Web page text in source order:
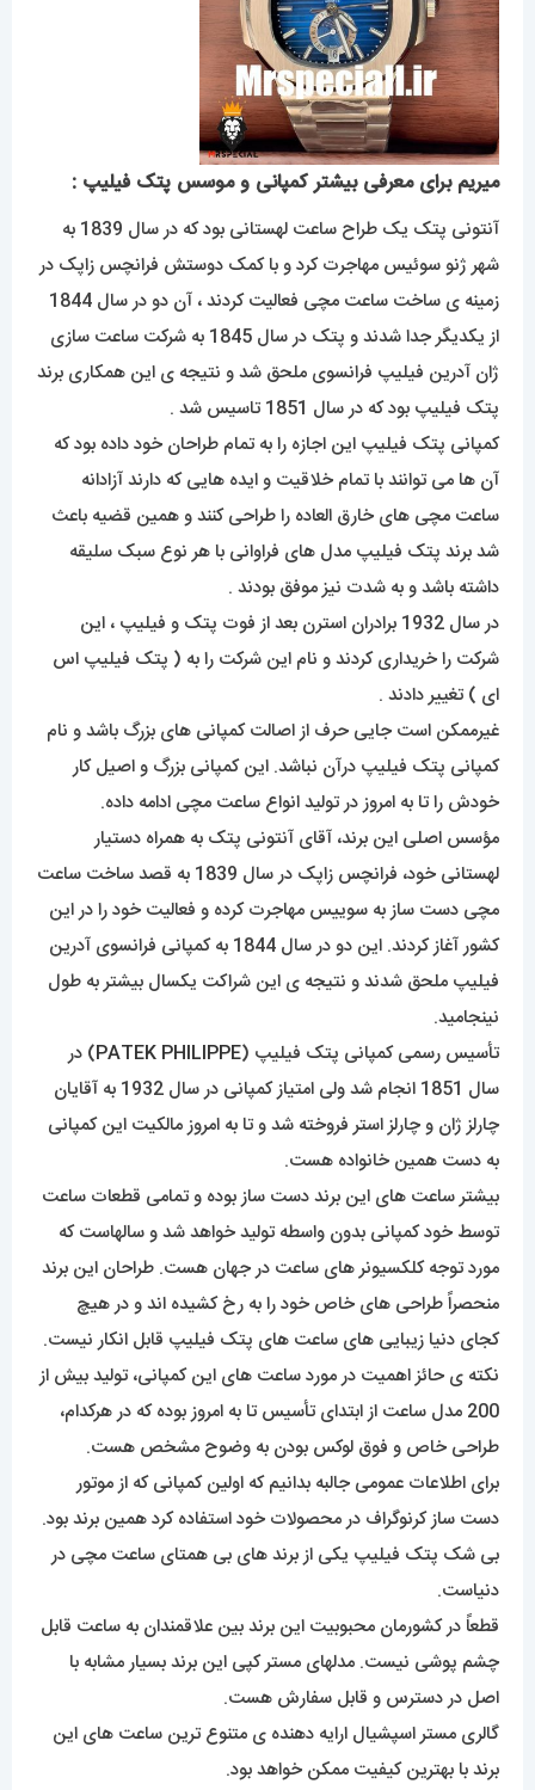
میریم برای معرفی بیشتر کمپانی و موسس پتک فیلیپ :
آنتونی پتک یک طراح ساعت لهستانی بود که در سال 1839 به
شهر ژنو سوئیس مهاجرت کرد و با کمک دوستش فرانچس زاپک در
زمینه ی ساخت ساعت مچی فعالیت کردند ، آن دو در سال 1844
از یکدیگر جدا شدند و پتک در سال 1845 به شرکت ساعت سازی
ژان آدرین فیلیپ فرانسوی ملحق شد و نتیجه ی این همکاری برند
پتک فیلیپ بود که در سال 1851 تاسیس شد .
کمپانی پتک فیلیپ این اجازه را به تمام طراحان خود داده بود که
آن ها می توانند با تمام خلاقیت و ایده هایی که دارند آزادانه
ساعت مچی های خارق العاده را طراحی کنند و همین قضیه باعث
شد برند پتک فیلیپ مدل های فراوانی با هر نوع سبک سلیقه
داشته باشد و به شدت نیز موفق بودند .
در سال 1932 برادران استرن بعد از فوت پتک و فیلیپ ، این
شرکت را خریداری کردند و نام این شرکت را به ( پتک فیلیپ اس
ای ) تغییر دادند .
غیرممکن است جایی حرف از اصالت کمپانی های بزرگ باشد و نام
کمپانی پتک فیلیپ درآن نباشد. این کمپانی بزرگ و اصیل کار
خودش را تا به امروز در تولید انواع ساعت مچی ادامه داده.
مؤسس اصلی این برند، آقای آنتونی پتک به همراه دستیار
لهستانی خود، فرانچس زاپک در سال 1839 به قصد ساخت ساعت
مچی دست ساز به سوییس مهاجرت کرده و فعالیت خود را در این
کشور آغاز کردند. این دو در سال 1844 به کمپانی فرانسوی آدرین
فیلیپ ملحق شدند و نتیجه ی این شراکت یکسال بیشتر به طول
نینجامید.
تأسیس رسمی کمپانی پتک فیلیپ (PATEK PHILIPPE) در
سال 1851 انجام شد ولی امتیاز کمپانی در سال 1932 به آقایان
چارلز ژان و چارلز استر فروخته شد و تا به امروز مالکیت این کمپانی
به دست همین خانواده هست.
بیشتر ساعت های این برند دست ساز بوده و تمامی قطعات ساعت
توسط خود کمپانی بدون واسطه تولید خواهد شد و سالهاست که
مورد توجه کلکسیونر های ساعت در جهان هست. طراحان این برند
منحصراً طراحی های خاص خود را به رخ کشیده اند و در هیچ
کجای دنیا زیبایی های ساعت های پتک فیلیپ قابل انکار نیست.
نکته ی حائز اهمیت در مورد ساعت های این کمپانی، تولید بیش از
200 مدل ساعت از ابتدای تأسیس تا به امروز بوده که در هرکدام،
طراحی خاص و فوق لوکس بودن به وضوح مشخص هست.
برای اطلاعات عمومی جالبه بدانیم که اولین کمپانی که از موتور
دست ساز کرنوگراف در محصولات خود استفاده کرد همین برند بود.
بی شک پتک فیلیپ یکی از برند های بی همتای ساعت مچی در
دنیاست.
قطعاً در کشورمان محبوبیت این برند بین علاقمندان به ساعت قابل
چشم پوشی نیست. مدلهای مستر کپی این برند بسیار مشابه با
اصل در دسترس و قابل سفارش هست.
گالری مستر اسپشیال ارایه دهنده ی متنوع ترین ساعت های این
برند با بهترین کیفیت ممکن خواهد بود.